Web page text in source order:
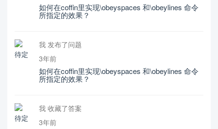
如何在coffin里实现\obeyspaces 和\obeylines 命令
所指定的效果？
我 发布了问题
3年前
如何在coffin里实现\obeyspaces 和\obeylines 命令
所指定的效果？
我 收藏了答案
3年前